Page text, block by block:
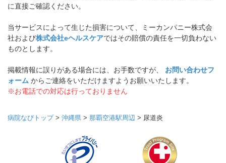
に直接ご確認ください。
当サービスによって生じた損害について、ミーカンパニー株式会
社および株式会社eヘルスケアではその賠償の責任を一切負わない
ものとします。
掲載情報に誤りがある場合には、お手数ですが、 お問い合わせフ
ォーム からご連絡をいただけますようお願いいたします。
※お電話での対応は行っておりません
病院なびトップ> 沖縄県 > 那覇空港駅周辺 > 尿道炎